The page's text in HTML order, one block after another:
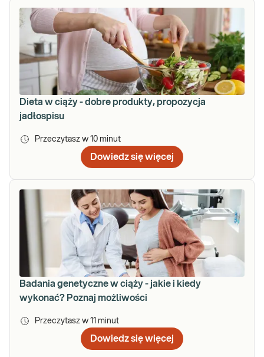
Dieta w ciąży - dobre produkty, propozycja
jadłospisu
Przeczytasz w 10 minut
Dowiedz się więcej
Badania genetyczne w ciąży - jakie i kiedy
wykonać? Poznaj możliwości
Przeczytasz w 11 minut
Dowiedz się więcej